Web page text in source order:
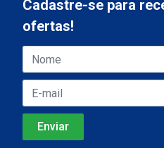
Cadastre-se para
ofertas!